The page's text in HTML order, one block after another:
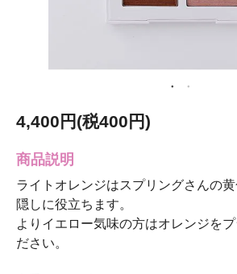
4,400円(税400円)
商品説明
ライトオレンジはスプリングさんの
隠しに役立ちます。
よりイエロー気味の方はオレンジを
ださい。